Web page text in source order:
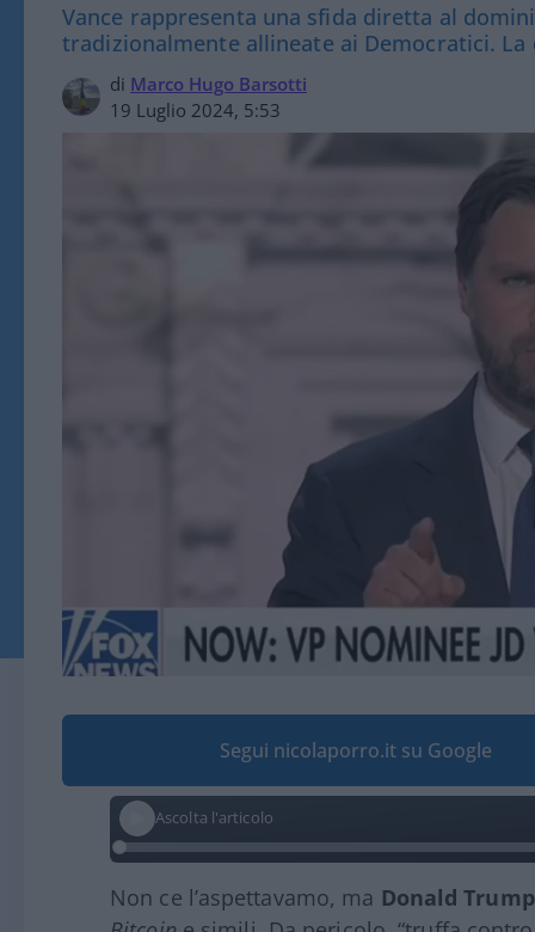
Vance rappresenta una sfida diretta al
tradizionalmente allineate ai Democratici. La
di Marco Hugo Barsotti
19 Luglio 2024, 5:53
Segui nicolaporro.it su Google
Ascolta l'articolo
Non ce l’aspettavamo, ma Donald Trump